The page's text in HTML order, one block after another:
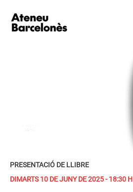
PRESENTACIÓ DE LLIBRE
DIMARTS 10 DE JUNY DE 2025 - 18:30 H